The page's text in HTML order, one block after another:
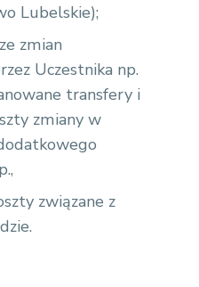
Lubelskie);
zmian
Uczestnika np.
transfery i
zmiany w
związane z